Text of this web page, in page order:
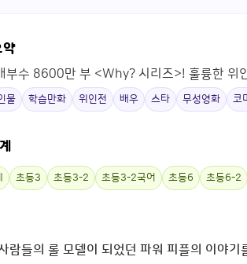
약
부수 8600만 부 <Why? 시리즈>! 훌륭한 위
물 학습만화 위인전 배우 스타 무성영화 코
초등3 초등3-2 초등3-2국어 초등6 초등6-2
람들의 롤 모델이 되었던 파워 피플의 이야